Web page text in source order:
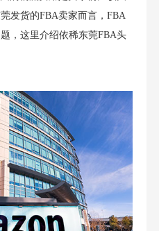
发货的FBA卖家而言，FBA
，这里介绍依稀东莞FBA头